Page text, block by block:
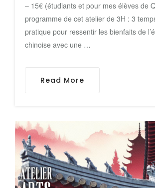
– 15€ (étudiants et pour mes élèves de
programme de cet atelier de 3H : 3
pratique pour ressentir les bienfaits de
chinoise avec une …
Read More